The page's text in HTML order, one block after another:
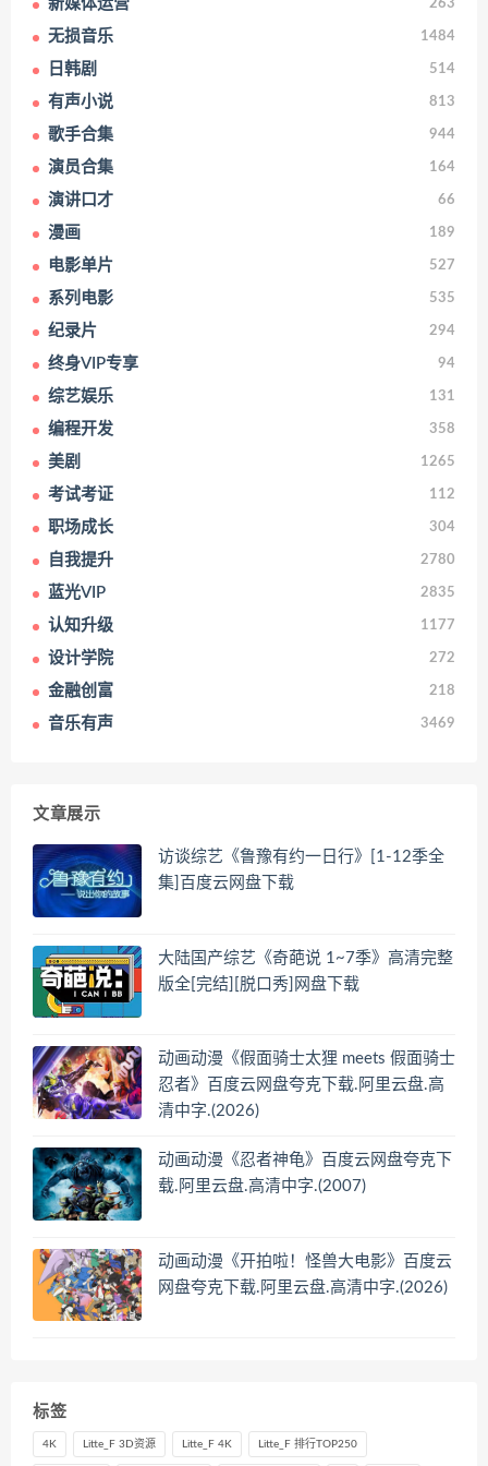
新媒体运营 263
无损音乐 1484
日韩剧 514
有声小说 813
歌手合集 944
演员合集 164
演讲口才 66
漫画 189
电影单片 527
系列电影 535
纪录片 294
终身VIP专享 94
综艺娱乐 131
编程开发 358
美剧 1265
考试考证 112
职场成长 304
自我提升 2780
蓝光VIP 2835
认知升级 1177
设计学院 272
金融创富 218
音乐有声 3469
文章展示
访谈综艺《鲁豫有约一日行》[1-12季全
集]百度云网盘下载
大陆国产综艺《奇葩说 1~7季》高清完整
版全[完结][脱口秀]网盘下载
动画动漫《假面骑士太狸 meets 假面骑士
忍者》百度云网盘夸克下载.阿里云盘.高
清中字.(2026)
动画动漫《忍者神龟》百度云网盘夸克下
载.阿里云盘.高清中字.(2007)
动画动漫《开拍啦！怪兽大电影》百度云
网盘夸克下载.阿里云盘.高清中字.(2026)
标签
4K Litte_F 3D资源 Litte_F 4K Litte_F 排行TOP250